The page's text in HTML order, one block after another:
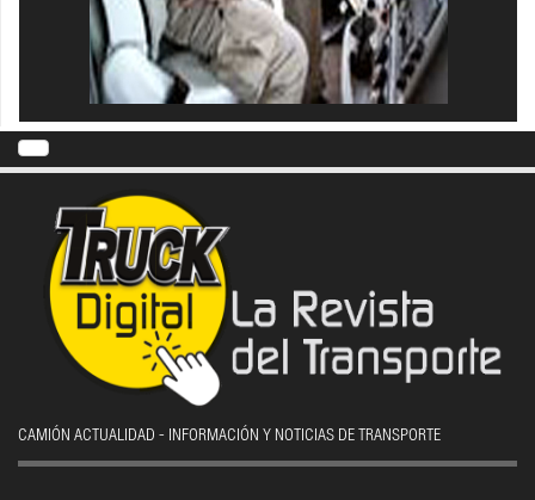
CAMIÓN ACTUALIDAD - INFORMACIÓN Y NOTICIAS DE TRANSPORTE